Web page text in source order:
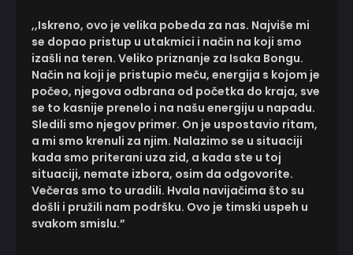
,,Iskreno, ovo je velika pobeda za nas. Najviše mi
se dopao pristup u utakmici i način na koji smo
izašli na teren. Veliko priznanje za Isaka Bongu.
Način na koji je pristupio meču, energija s kojom je
počeo, njegova odbrana od početka do kraja, sve
se to kasnije prenelo i na našu energiju u napadu.
Sledili smo njegov primer. On je uspostavio ritam,
a mi smo krenuli za njim. Nalazimo se u situaciji
kada smo priterani uza zid, a kada ste u toj
situaciji, nemate izbora, osim da odgovorite.
Večeras smo to uradili. Hvala navijačima što su
došli i pružili nam podršku. Ovo je timski uspeh u
svakom smislu.”